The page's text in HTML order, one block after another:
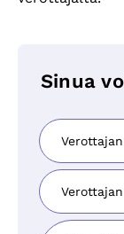
Sinua